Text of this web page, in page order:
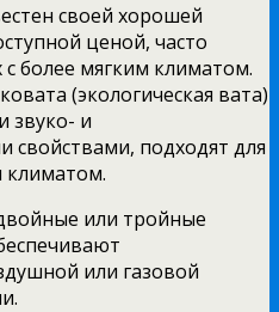
своей хорошей
ценой, часто
с более мягким климатом.
(экологическая вата)
звуко- и
свойствами, подходят для
климатом.
или тройные
или газовой